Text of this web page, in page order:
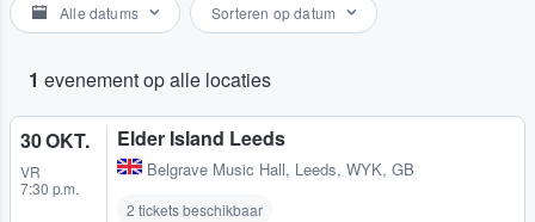
Alle datums Sorteren op datum
1 evenement op alle locaties
30 OKT.
VR
7:30 p.m.
Elder Island Leeds
Belgrave Music Hall, Leeds, WYK, GB
2 tickets beschikbaar